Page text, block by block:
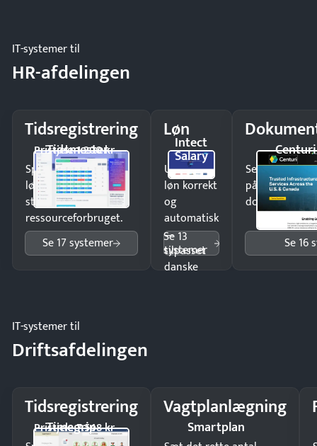
IT-systemer til
HR-afdelingen
Tidsregistrering
Tidsmester
Pristjek: 1.200 kr
Spar tid på
lønberegning og få
styr på
ressourceforbruget.
Se 17 systemer
Løn
Intect
Salary
Udbetal
løn korrekt
og
automatisk
—
tilpasset
danske
Se 13
systemer
Centuri
Send
på minutter
dokumenter.
Se 16
IT-systemer til
Driftsafdelingen
Tidsregistrering
Timegrip
Pristjek: 7.548 kr
Vagtplanlægning
Smartplan